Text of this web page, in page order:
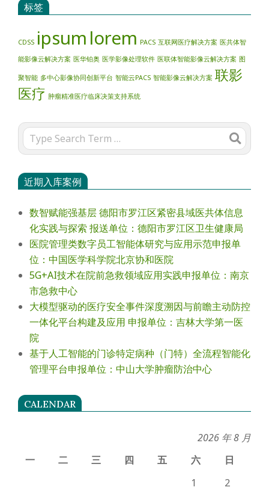
标签
CDSS ipsum lorem PACS 互联网医疗解决方案 医共体智
能影像云解决方案 医华铂奥 医学影像处理软件 医联体智能影像云解决方案 图
聚智能 多中心影像协同创新平台 智能云PACS 智能影像云解决方案 联影
医疗 肿瘤精准医疗临床决策支持系统
Search
近期入库案例
数智赋能强基层 德阳市罗江区紧密县域医共体信息
化实践与探索 报送单位：德阳市罗江区卫生健康局
医院管理类数字员工智能体研究与应用示范申报单
位：中国医学科学院北京协和医院
5G+AI技术在院前急救领域应用实践申报单位：南京
市急救中心
大模型驱动的医疗安全事件深度溯因与前瞻主动防控
一体化平台构建及应用 申报单位：吉林大学第一医
院
基于人工智能的门诊特定病种（门特）全流程智能化
管理平台申报单位：中山大学肿瘤防治中心
CALENDAR
2026 年 8 月
一
二 三 四 五 六
日
1
2